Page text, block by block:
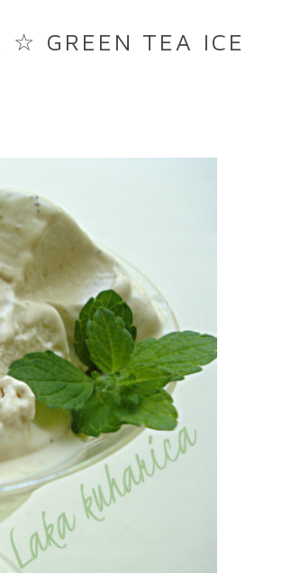
☆ GREEN TEA ICE